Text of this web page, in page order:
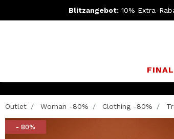
Blitzangebot: 10% Extra-
Outlet Woman -80% Clothing -80%
- 80%